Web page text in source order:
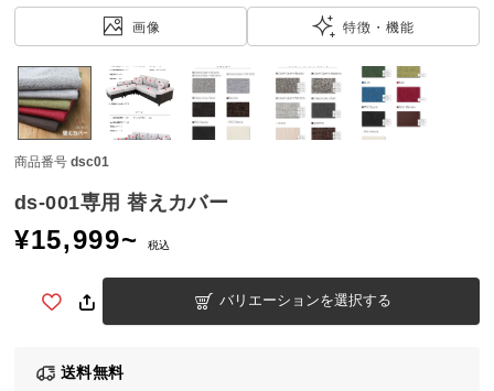
ア
ム
特
覧
画像 特徴・機能
商品番号 dsc01
ds-001専用 替えカバー
¥15,999~ 税込
バリエーションを選択する
送料無料